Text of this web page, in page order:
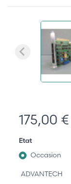
175,00 €
Etat
Occasion
ADVANTECH